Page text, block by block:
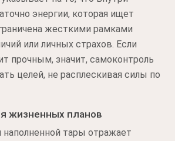
энергии, которая ищет
жесткими рамками
или личных страхов. Если
прочным, значит, самоконтроль
целей, не расплескивая силы по
жизненных планов
наполненной тары отражает